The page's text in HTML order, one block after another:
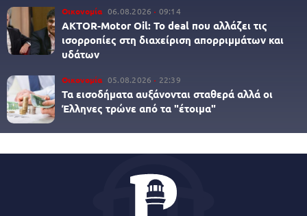
Οικονομία 06.08.2026 09:14
AKTOR-Motor Oil: Το deal που αλλάζει τις
ισορροπίες στη διαχείριση απορριμμάτων και
υδάτων
Οικονομία 05.08.2026 22:39
Τα εισοδήματα αυξάνονται σταθερά αλλά οι
Έλληνες τρώνε από τα "έτοιμα"